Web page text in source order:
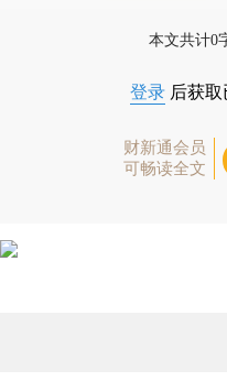
本文共计0
登录 后获
财新通会员
可畅读全文